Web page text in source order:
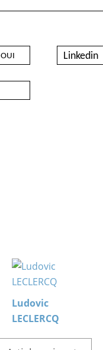
OUI Linkedin
Ludovic
LECLERCQ